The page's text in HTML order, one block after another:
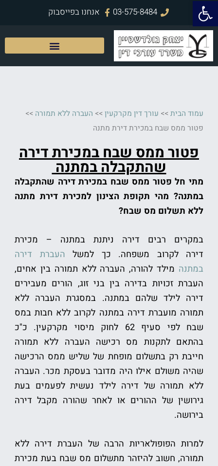
פתח סרגל נגישות
דילוג
לתוכן
03-575-8484 אנחנו בפייסבוק
עמוד הבית>> עורך דין מקרקעין>> העברה ללא תמורה >>
פטור ממס שבח במכירת דירת מתנה
פטור ממס שבח במכירת דירה
שהתקבלה במתנה
מתי חל פטור ממס שבח במכירת דירה שהתקבלה
במתנה? מהי תקופת הצינון למכירת דירת מתנה
ללא תשלום מס שבח?
במקרים רבים דירה ניתנת במתנה – מכירת
דירה לקרוב משפחה. כך למשל העברת דירה
במתנה מילד להורה, העברה ללא תמורה בין אחים,
העברת זכויות בדירה בין בני זוג, הורים מעבירים
דירה לילד שלהם במתנה. במסגרת העברה ללא
תמורה מועברת דירה במתנה לקרוב ללא חבות במס
שבח לפי סעיף 62 לחוק מיסוי מקרקעין. כ"כ
בהתאם לתקנות מס רכישה העברה ללא תמורה
חייבת רק בתשלום מופחת של שליש ממס הרכישה
שהיה משולם אילו היה מדובר בעסקת מכר. העברה
ללא תמורה של דירה לילד נעשית לפעמים בעת
גירושין של ההורים או לאחר שהורה מקבל דירה
בירושה.
למרות הפופולאריות הרבה של העברת דירה ללא
תמורה, חשוב להיזהר מתשלום מס שבח בעת מכירת